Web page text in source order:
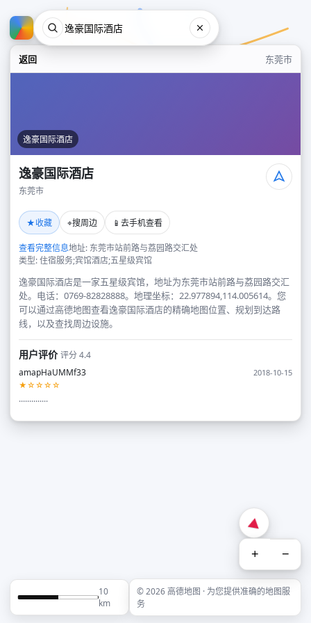
返回 东莞市
逸豪国际酒店
逸豪国际酒店
东莞市
★收藏 ⌖搜周边 📱 去手机查看
查看完整信息地址: 东莞市站前路与荔园路交汇处
类型: 住宿服务;宾馆酒店;五星级宾馆
逸豪国际酒店是一家五星级宾馆，地址为东莞市站前路与荔园路交汇
处。电话：0769-82828888。地理坐标：22.977894,114.005614。您
可以通过高德地图查看逸豪国际酒店的精确地图位置、规划到达路
线，以及查找周边设施。
用户评价评分 4.4
amapHaUMMf33
2018-10-15
★☆☆☆☆
..............
+ −
10
km
© 2026 高德地图 · 为您提供准确的地图服
务